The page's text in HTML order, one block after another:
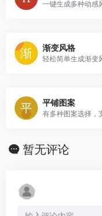
渐变风格
平铺图案
暂无评论